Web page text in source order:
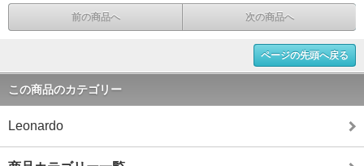
前の商品へ 次の商品へ
ページの先頭へ戻る
この商品のカテゴリー
Leonardo